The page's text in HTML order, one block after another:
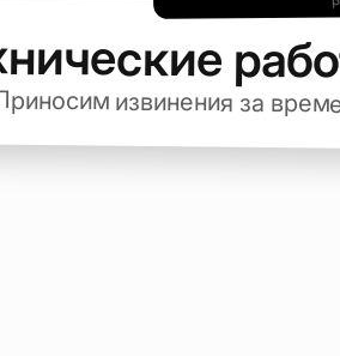
извинения за